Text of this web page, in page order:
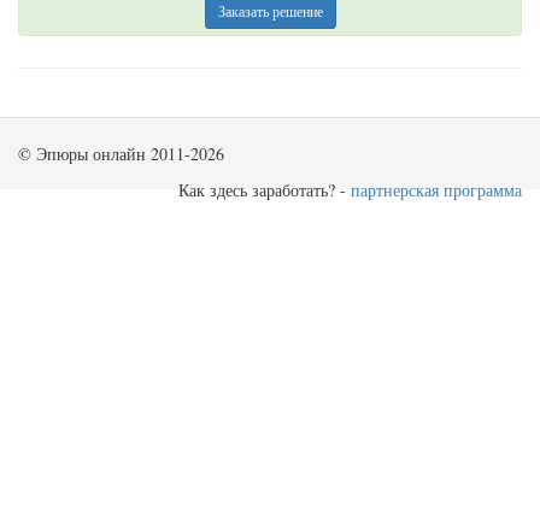
Заказать решение
© Эпюры онлайн 2011-2026
Как здесь заработать? - партнерская программа